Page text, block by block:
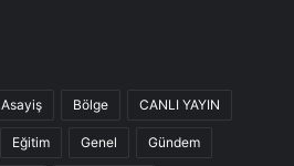
Asayiş Bölge CANLI YAYIN
Eğitim Genel Gündem